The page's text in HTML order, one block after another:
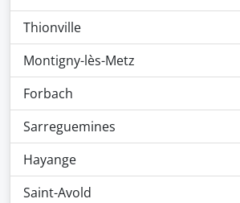
Thionville
Montigny-lès-Metz
Forbach
Sarreguemines
Hayange
Saint-Avold